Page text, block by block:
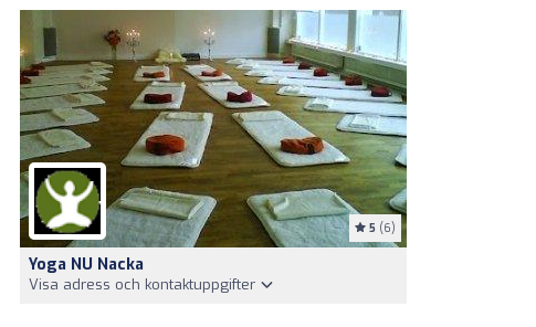
5 (6)
Yoga NU Nacka
Visa adress och kontaktuppgifter